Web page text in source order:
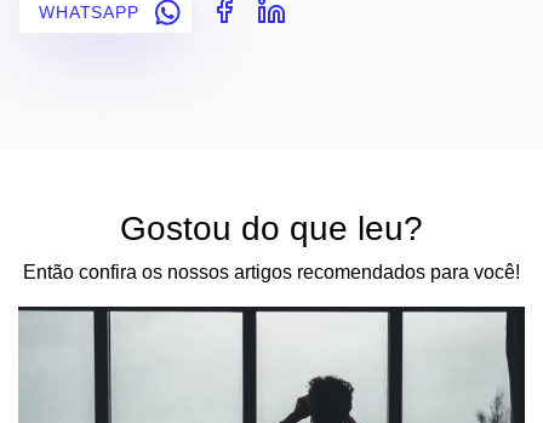
WHATSAPP
Gostou do que leu?
Então confira os nossos artigos recomendados para você!